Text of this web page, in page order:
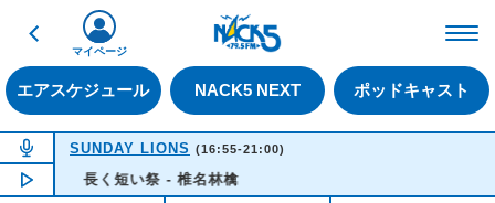
戻る
エアスケジュール NACK5 NEXT ポッドキャスト
マイページ
NOW ON AIR
SUNDAY LIONS (16:55-21:00)
NOW PLAYING16:35
長く短い祭 - 椎名林檎